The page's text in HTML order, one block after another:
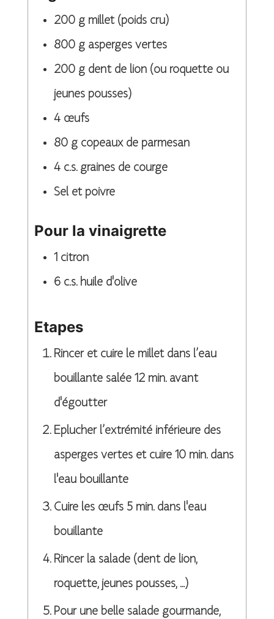
200 g millet (poids cru)
800 g asperges vertes
200 g dent de lion (ou roquette ou
jeunes pousses)
4 œufs
80 g copeaux de parmesan
4 c.s. graines de courge
Sel et poivre
Pour la vinaigrette
1 citron
6 c.s. huile d'olive
Etapes
Rincer et cuire le millet dans l’eau
bouillante salée 12 min. avant
d'égoutter
Eplucher l’extrémité inférieure des
asperges vertes et cuire 10 min. dans
l'eau bouillante
Cuire les œufs 5 min. dans l'eau
bouillante
Rincer la salade (dent de lion,
roquette, jeunes pousses, …)
Pour une belle salade gourmande,